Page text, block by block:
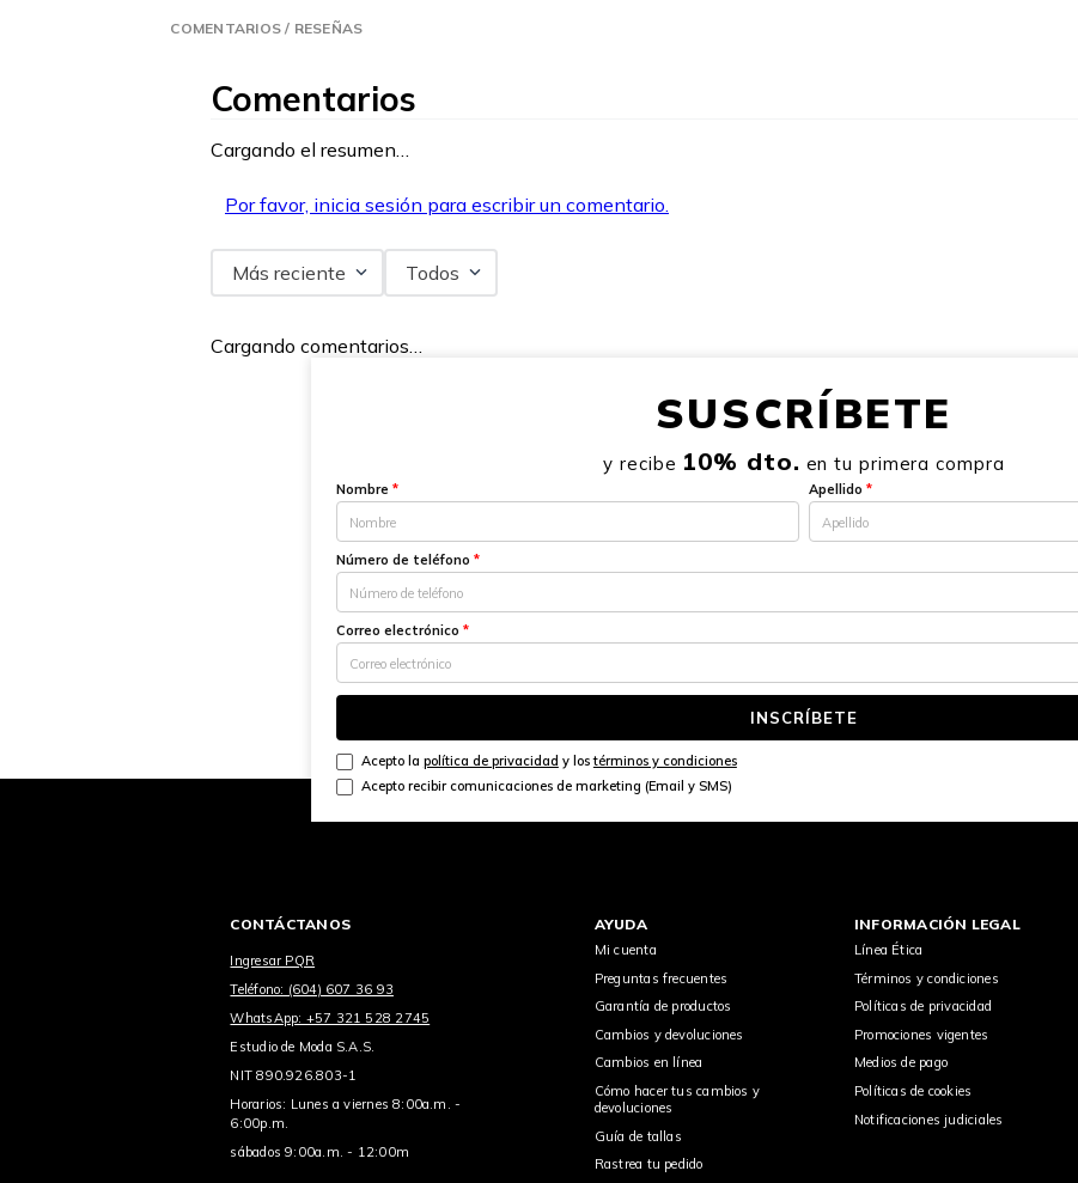
COMENTARIOS / RESEÑAS
Comentarios
Cargando el resumen…
Por favor, inicia sesión para escribir un comentario.
Más reciente Todos
Cargando comentarios…
SUSCRÍBETE
y recibe 10% dto. en tu primera compra
Nombre * Apellido *
Número de teléfono *
Correo electrónico *
INSCRÍBETE
Acepto la política de privacidad y lostérminos y condiciones
Acepto recibir comunicaciones de marketing (Email y SMS)
CONTÁCTANOS
Ingresar PQR
Teléfono: (604) 607 36 93
WhatsApp: +57 321 528 2745
Estudio de Moda S.A.S.
NIT 890.926.803-1
Horarios: Lunes a viernes 8:00a.m. -
6:00p.m.
sábados 9:00a.m. - 12:00m
AYUDA
Mi cuenta
Preguntas frecuentes
Garantía de productos
Cambios y devoluciones
Cambios en línea
Cómo hacer tus cambios y
devoluciones
Guía de tallas
Rastrea tu pedido
INFORMACIÓN LEGAL
Línea Ética
Términos y condiciones
Políticas de privacidad
Promociones vigentes
Medios de pago
Políticas de cookies
Notificaciones judiciales